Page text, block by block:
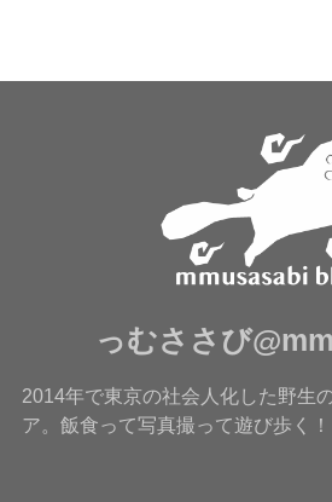
っむささび
2014年で東京の社会人化した野生
ア。飯食って写真撮って遊び歩く！